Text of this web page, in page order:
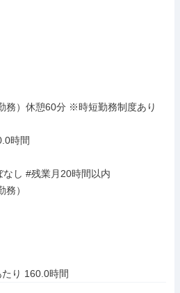
務）休憩60分 ※時短勤務制度あり
時間
し #残業月20時間以内
）
り 160.0時間